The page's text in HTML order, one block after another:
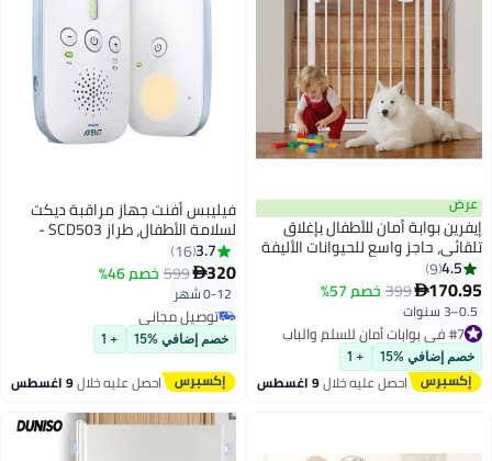
عرض
إيفرين بوابة أمان للأطفال بإغلاق
تلقائي، حاجز واسع للحيوانات الأليفة
سم مع وصلات 10/20/30 سم، بوابة
فولاذية متينة لحماية الأطفال
والحيوانات الأليفة، مناسبة للسلالم
والمداخل
4.5
9
170.95
399 خصم 57%
0.5–3 سنوات
#7 في بوابات أمان للسلم والباب
#7 في بوابات أمان للسلم والباب
خصم إضافي %15 + 1
احصل عليه خلال9 اغسطس
فيليبس أفنت جهاز مراقبة ديكت
لسلامة الأطفال، طراز SCD503 -
بلون أبيض/أزرق
3.7
16
320
599 خصم 46%
0-12 شهر
توصيل مجاني
توصيل مجاني
خصم إضافي %15 + 1
احصل عليه خلال9 اغسطس